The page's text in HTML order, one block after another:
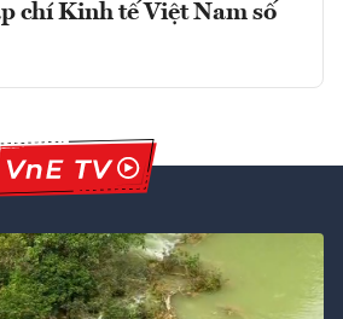
chí Kinh tế Việt Nam số